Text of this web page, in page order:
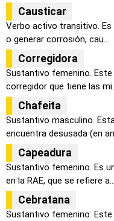
Causticar
Verbo activo transitivo.
o generar corrosión, cau...
Corregidora
Sustantivo femenino.
corregidor que tiene las
Chafeita
Sustantivo masculino.
encuentra desusada (en
Capeadura
Sustantivo femenino. Es
en la RAE, que se refiere a...
Cebratana
Sustantivo femenino.